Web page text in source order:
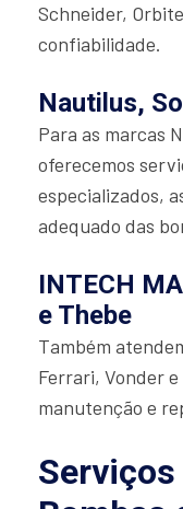
Schneider,
confiabilidade.
Nautilus,
Para as marcas
oferecemos
especializados,
adequado das
INTECH
e Thebe
Também
Ferrari, Vonder
manutenção e